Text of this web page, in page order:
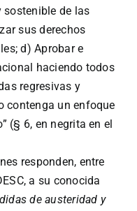
de las
sus derechos
d) Aprobar e
haciendo todos
regresivas y
contenga un enfoque
(§ 6, en negrita en el
responden, entre
a su conocida
de austeridad y